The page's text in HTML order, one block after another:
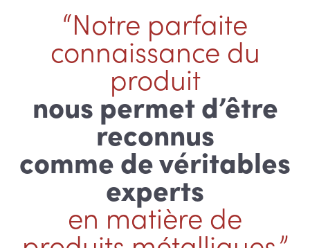
“Notre parfaite
connaissance du
produit
nous permet d’être
reconnus
comme de véritables
experts
en matière de